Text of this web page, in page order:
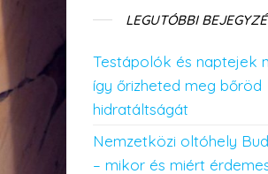
LEGUTÓBBI
Testápolók és naptejek
így őrizheted meg bőröd
hidratáltságát
Nemzetközi oltóhely
– mikor és miért